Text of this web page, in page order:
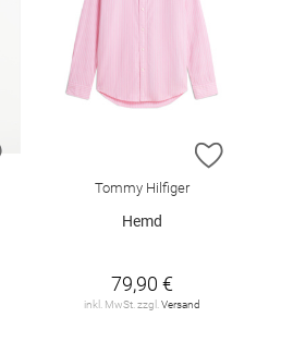
ZUR WUNSCHLISTE HINZUFÜGEN
ZUR
Tommy Hilfiger
Hemd
79,90 €
inkl. MwSt. zzgl. Versand